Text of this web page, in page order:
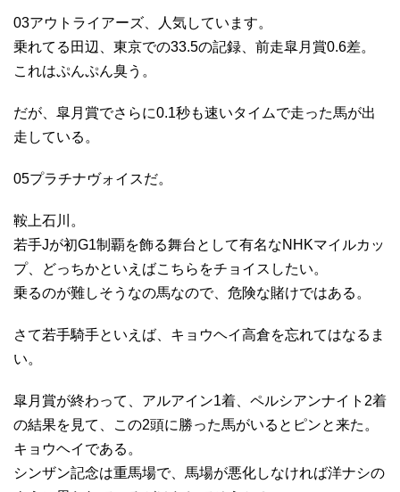
03アウトライアーズ、人気しています。
乗れてる田辺、東京での33.5の記録、前走皐月賞0.6差。
これはぷんぷん臭う。
だが、皐月賞でさらに0.1秒も速いタイムで走った馬が出
走している。
05プラチナヴォイスだ。
鞍上石川。
若手Jが初G1制覇を飾る舞台として有名なNHKマイルカッ
プ、どっちかといえばこちらをチョイスしたい。
乗るのが難しそうなの馬なので、危険な賭けではある。
さて若手騎手といえば、キョウヘイ高倉を忘れてはなるま
い。
皐月賞が終わって、アルアイン1着、ペルシアンナイト2着
の結果を見て、この2頭に勝った馬がいるとピンと来た。
キョウヘイである。
シンザン記念は重馬場で、馬場が悪化しなければ洋ナシの